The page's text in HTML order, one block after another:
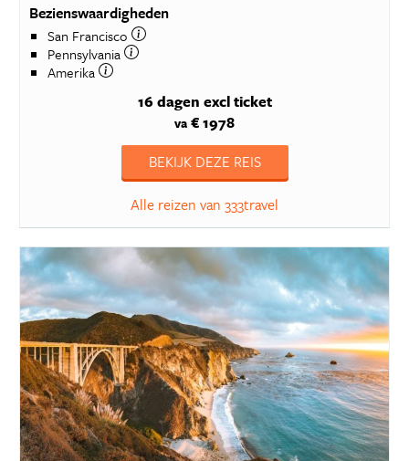
Bezienswaardigheden
San Francisco
Pennsylvania
Amerika
16 dagen excl ticket
va € 1978
BEKIJK DEZE REIS
Alle reizen van 333travel